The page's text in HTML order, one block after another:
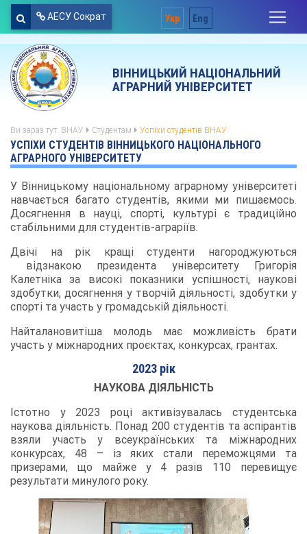
АЕСУ Сократ Укр Eng
ВІННИЦЬКИЙ НАЦІОНАЛЬНИЙ
АГРАРНИЙ УНІВЕРСИТЕТ
Ви зараз тут: ВНАУ Студентам Успіхи студентів ВНАУ
УСПІХИ СТУДЕНТІВ ВІННИЦЬКОГО НАЦІОНАЛЬНОГО
АГРАРНОГО УНІВЕРСИТЕТУ
У Вінницькому національному аграрному університеті
навчається багато студентів, якими ми пишаємось.
Досягнення в науці, спорті, культурі є традиційно
стабільними для студентів-аграріїв.
Двічі на рік кращі студенти нагороджуються
відзнакою президента університету Григорія
Калетніка за високі показники успішності, наукові
здобутки, досягнення у творчій діяльності, здобутки у
спорті та участь у громадській діяльності.
Найталановитіша молодь має можливість брати
участь у міжнародних проєктах, конкурсах, грантах.
2023 рік
НАУКОВА ДІЯЛЬНІСТЬ
Істотно у 2023 році активізувалась студентська
наукова діяльність. Понад 200 студентів та аспірантів
взяли участь у всеукраїнських та міжнародних
конкурсах, 48 – із яких стали переможцями та
призерами, що майже у 4 разів 110 перевищує
результати минулого року.